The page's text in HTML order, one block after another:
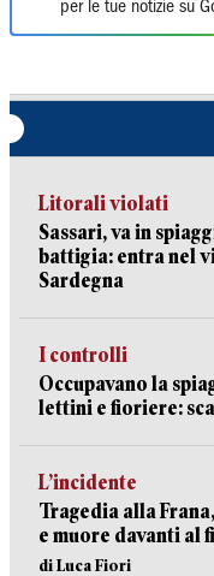
per le tue notizie su
Litorali violati
Sassari, va in
battigia: entra nel
Sardegna
I controlli
Occupavano la
lettini e fioriere:
L’incidente
Tragedia alla
e muore davanti al
di Luca Fiori